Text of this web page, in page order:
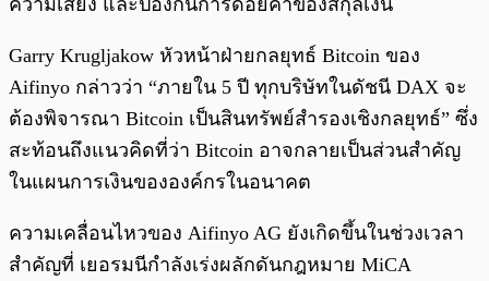
ความเสี่ยง และป้องกันการด้อยค่าของสกุลเงิน
Garry Krugljakow หัวหน้าฝ่ายกลยุทธ์ Bitcoin ของ
Aifinyo กล่าวว่า “ภายใน 5 ปี ทุกบริษัทในดัชนี DAX จะ
ต้องพิจารณา Bitcoin เป็นสินทรัพย์สำรองเชิงกลยุทธ์” ซึ่ง
สะท้อนถึงแนวคิดที่ว่า Bitcoin อาจกลายเป็นส่วนสำคัญ
ในแผนการเงินขององค์กรในอนาคต
ความเคลื่อนไหวของ Aifinyo AG ยังเกิดขึ้นในช่วงเวลา
สำคัญที่ เยอรมนีกำลังเร่งผลักดันกฎหมาย MiCA